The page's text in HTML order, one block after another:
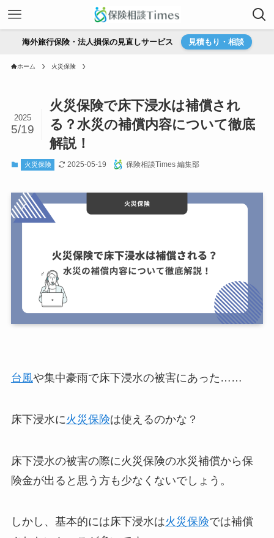
海外旅行保険・法人損保の見直しサービス 見積もり・相談
ホーム 火災保険
火災保険で床下浸水は補償され
る？水災の補償内容について徹底
解説！
2025
5/19
火災保険 2025-05-19 保険相談Times 編集部
台風や集中豪雨で床下浸水の被害にあった……
床下浸水に 火災保険は使えるのかな？
床下浸水の被害の際に火災保険の水災補償から保
険金が出ると思う方も少なくないでしょう。
しかし、基本的には床下浸水は火災保険では補償